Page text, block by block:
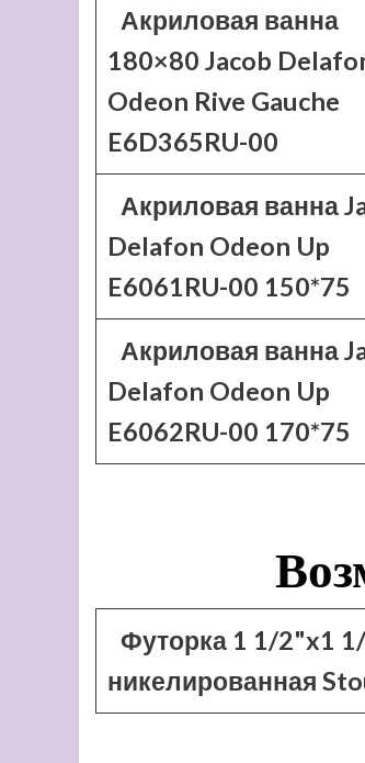
Акриловая ванна
180×80 Jacob
Odeon Rive Gauche
E6D365RU-00
Акриловая ванна
Delafon Odeon Up
E6061RU-00 150*75
Акриловая ванна
Delafon Odeon Up
E6062RU-00 170*75
Футорка 1 1/2"x1
никелированная